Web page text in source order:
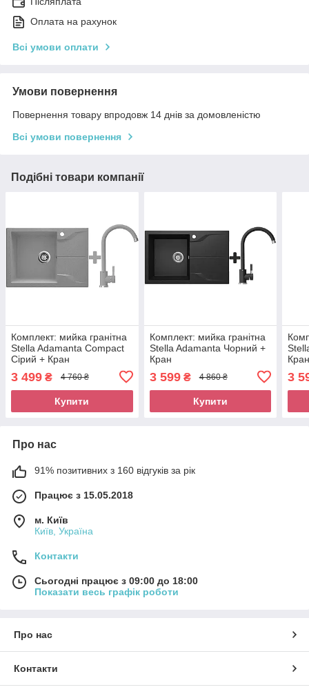
Оплата на рахунок
Всі умови оплати
Умови повернення
Повернення товару впродовж 14 днів за домовленістю
Всі умови повернення
Подібні товари компанії
Комплект: мийка гранітна
Stella Adamanta Compact
Сірий + Кран
3 499 ₴ 4 760 ₴
Купити
Комплект: мийка гранітна
Stella Adamanta Чорний +
Кран
3 599₴ 4 860 ₴
Купити
3
Про нас
91% позитивних з 160 відгуків за рік
Працює з 15.05.2018
м. Київ
Київ, Україна
Контакти
Сьогодні працює з 09:00 до 18:00
Показати весь графік роботи
Про нас
Контакти